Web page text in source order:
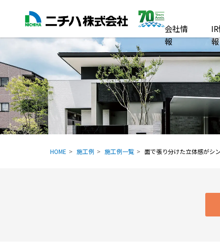
会社情
報
報
HOME 施工例 施工例一覧 面で張り分けた立体感がシ